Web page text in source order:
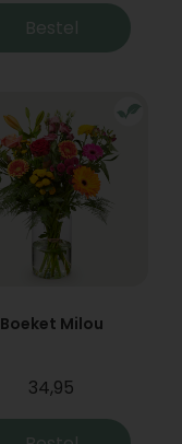
Bestel
Boeket Milou
34,95